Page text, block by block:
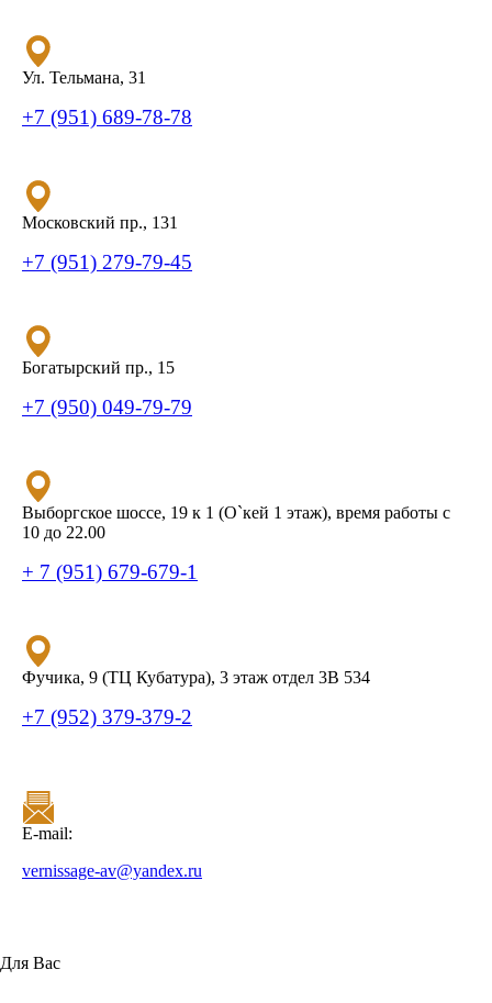
Ул. Тельмана, 31
+7 (951) 689-78-78
Московский пр., 131
+7 (951) 279-79-45
Богатырский пр., 15
+7 (950) 049-79-79
Выборгское шоссе, 19 к 1 (О`кей 1 этаж), время работы с
10 до 22.00
+ 7 (951) 679-679-1
Фучика, 9 (ТЦ Кубатура), 3 этаж отдел 3В 534
+7 (952) 379-379-2
E-mail:
vernissage-av@yandex.ru
Для Вас